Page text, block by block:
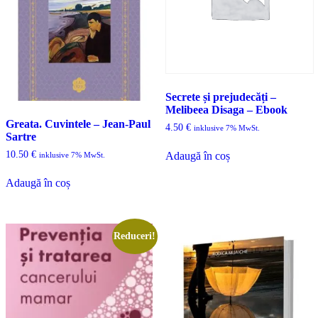
Greata. Cuvintele – Jean-Paul
Sartre
10.50 € inklusive 7% MwSt.
Adaugă în coș
Secrete și prejudecăți –
Melibeea Disaga – Ebook
4.50 € inklusive 7% MwSt.
Adaugă în coș
Reduceri!